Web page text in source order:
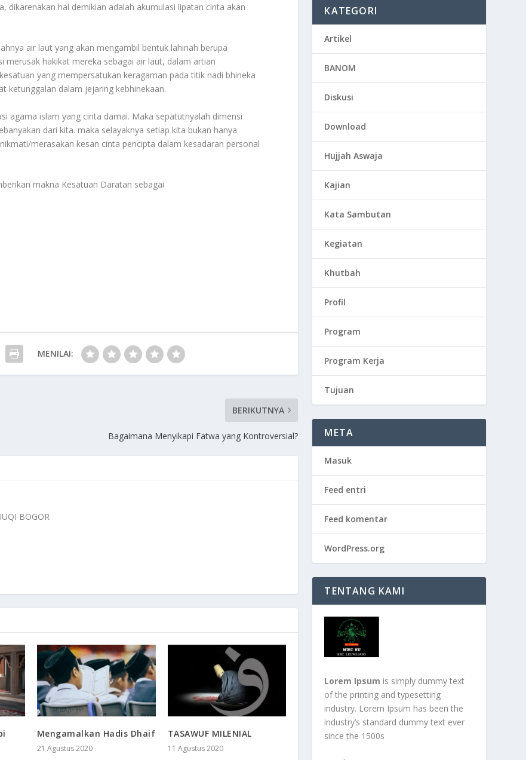
dikarenakan hal demikian adalah akumulasi lipatan cinta akan
air laut yang akan mengambil bentuk lahiriah berupa
hakikat mereka sebagai air laut, dalam artian
yang mempersatukan keragaman pada titik nadi bhineka
ketunggalan dalam jejaring kebhinekaan.
agama islam yang cinta damai. Maka sepatutnyalah dimensi
dari kita. maka selayaknya setiap kita bukan hanya
merasakan kesan cinta pencipta dalam kesadaran personal
makna Kesatuan Daratan sebagai
MENILAI:
BERIKUTNYA
Bagaimana Menyikapi Fatwa yang Kontroversial?
BOGOR
Mengamalkan Hadis Dhaif
21 Agustus 2020
TASAWUF MILENIAL
11 Agustus 2020
KATEGORI
Artikel
BANOM
Diskusi
Download
Hujjah Aswaja
Kajian
Kata Sambutan
Kegiatan
Khutbah
Profil
Program
Program Kerja
Tujuan
META
Masuk
Feed entri
Feed komentar
WordPress.org
TENTANG KAMI
Lorem Ipsum is simply dummy text
of the printing and typesetting
industry. Lorem Ipsum has been the
industry’s standard dummy text ever
since the 1500s